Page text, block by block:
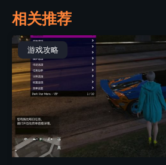
相关推荐
游戏攻略